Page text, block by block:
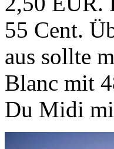
55 Cent.
aus sollte
Blanc mit
Du Midi